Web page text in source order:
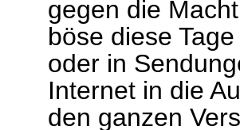
gegen die
böse diese
oder in
Internet in die
den ganzen